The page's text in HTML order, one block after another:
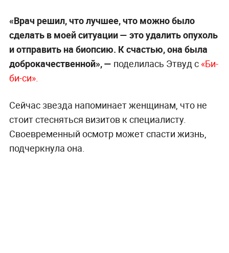
«Врач решил, что лучшее, что можно было
сделать в моей ситуации — это удалить опухоль
и отправить на биопсию. К счастью, она была
доброкачественной», — поделилась Этвуд с«Би-
би-си».
Сейчас звезда напоминает женщинам, что не
стоит стесняться визитов к специалисту.
Своевременный осмотр может спасти жизнь,
подчеркнула она.